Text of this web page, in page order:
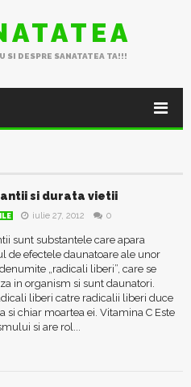
SI DESPRE SANATATEA TA!!!
si durata vietii
iulie 27, 2012 0
sunt substantele care apara
de efectele daunatoare ale unor
„radicali liberi”, care se
in organism si sunt daunatori.
liberi catre radicalii liberi duce
chiar moartea ei. Vitamina C Este
si are rol...